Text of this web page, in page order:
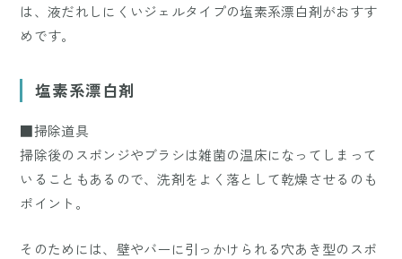
は、液だれしにくいジェルタイプの塩素系漂白剤がおすす
めです。
塩素系漂白剤
■掃除道具
掃除後のスポンジやブラシは雑菌の温床になってしまって
いることもあるので、洗剤をよく落として乾燥させるのも
ポイント。
そのためには、壁やバーに引っかけられる穴あき型のスポ